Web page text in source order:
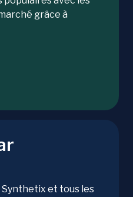
grâce à
et tous les